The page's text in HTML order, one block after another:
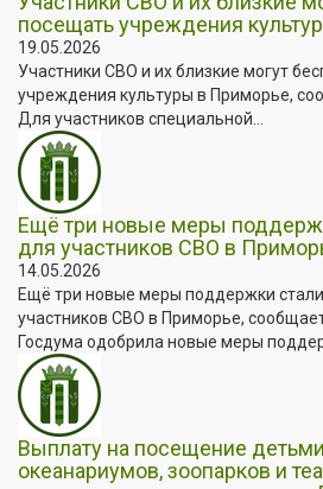
посещать учреждения
19.05.2026
Участники СВО и их близкие могут
учреждения культуры в Приморье,
Для участников специальной...
Ещё три новые меры
для участников СВО в
14.05.2026
Ещё три новые меры поддержки
участников СВО в Приморье,
Госдума одобрила новые меры
Выплату на посещение
океанариумов, зоопарков и